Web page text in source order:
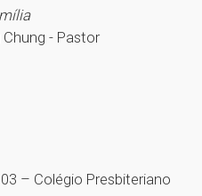
- Pastor
– Colégio Presbiteriano